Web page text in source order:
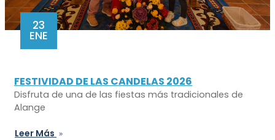
23
ENE
FESTIVIDAD DE LAS CANDELAS 2026
Disfruta de una de las fiestas más tradicionales de
Alange
Leer Más